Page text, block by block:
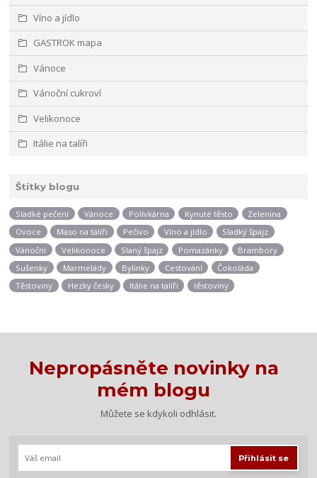
Víno a jídlo
GASTROK mapa
Vánoce
Vánoční cukroví
Velikonoce
Itálie na talíři
Štítky blogu
Sladké pečení Vánoce Polívkárna Kynuté těsto
Zelenina
Ovoce
Maso na talíři Pečivo Víno a jídlo
Sladký špajz
Vánoční
Velikonoce Slaný špajz Pomazánky
Brambory
Sušenky
Marmelády Bylinky Cestování
Čokoláda
Těstoviny
Hezky česky Itálie na talíři těstoviny
Nepropásněte novinky na
mém blogu
Můžete se kdykoli odhlásit.
Přihlásit se